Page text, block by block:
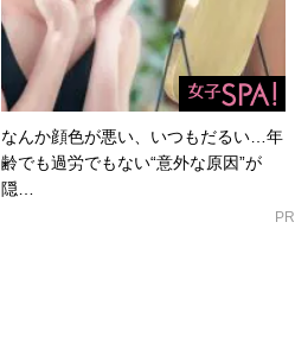
なんか顔色が悪い、いつもだるい…年
齢でも過労でもない“意外な原因”が
隠…
PR